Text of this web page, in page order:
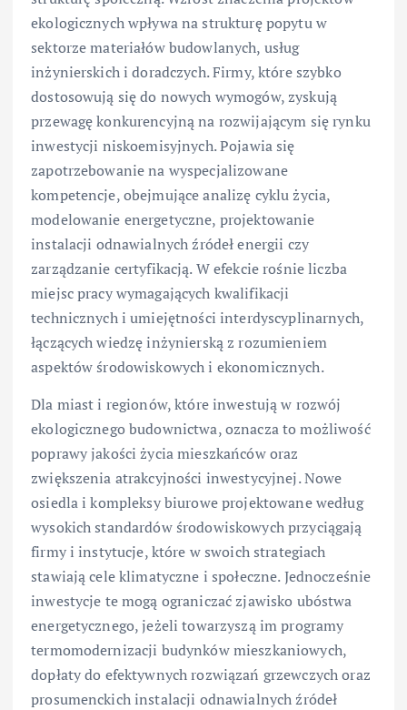
ekologicznych wpływa na strukturę popytu w
sektorze materiałów budowlanych, usług
inżynierskich i doradczych. Firmy, które szybko
dostosowują się do nowych wymogów, zyskują
przewagę konkurencyjną na rozwijającym się rynku
inwestycji niskoemisyjnych. Pojawia się
zapotrzebowanie na wyspecjalizowane
kompetencje, obejmujące analizę cyklu życia,
modelowanie energetyczne, projektowanie
instalacji odnawialnych źródeł energii czy
zarządzanie certyfikacją. W efekcie rośnie liczba
miejsc pracy wymagających kwalifikacji
technicznych i umiejętności interdyscyplinarnych,
łączących wiedzę inżynierską z rozumieniem
aspektów środowiskowych i ekonomicznych.
Dla miast i regionów, które inwestują w rozwój
ekologicznego budownictwa, oznacza to możliwość
poprawy jakości życia mieszkańców oraz
zwiększenia atrakcyjności inwestycyjnej. Nowe
osiedla i kompleksy biurowe projektowane według
wysokich standardów środowiskowych przyciągają
firmy i instytucje, które w swoich strategiach
stawiają cele klimatyczne i społeczne. Jednocześnie
inwestycje te mogą ograniczać zjawisko ubóstwa
energetycznego, jeżeli towarzyszą im programy
termomodernizacji budynków mieszkaniowych,
dopłaty do efektywnych rozwiązań grzewczych oraz
prosumenckich instalacji odnawialnych źródeł